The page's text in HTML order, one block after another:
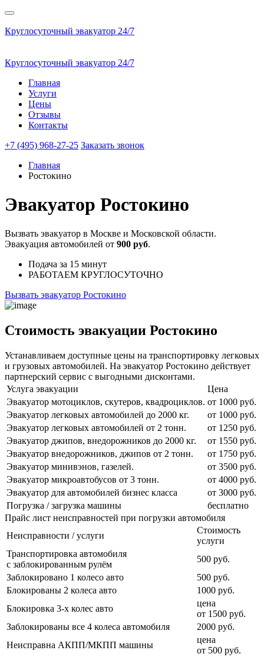
Круглосуточный эвакуатор 24/7
Круглосуточный эвакуатор 24/7
Главная
Услуги
Цены
Отзывы
Контакты
+7 (495) 968-27-25 Заказать звонок
Главная
Ростокино
Эвакуатор Ростокино
Вызвать эвакуатор в Москве и Московской области.
Эвакуация автомобилей от 900 руб.
Подача за 15 минут
РАБОТАЕМ КРУГЛОСУТОЧНО
Вызвать эвакуатор Ростокино
Стоимость эвакуации Ростокино
Устанавливаем доступные цены на транспортировку легковых
и грузовых автомобилей. На эвакуатор Ростокино действует
партнерский сервис с выгодными дисконтами.
Услуга эвакуации
Цена
Эвакуатор мотоциклов, скутеров, квадроциклов. от 1000 руб.
Эвакуатор легковых автомобилей до 2000 кг.
от 1000 руб.
Эвакуатор легковых автомобилей от 2 тонн.
от 1250 руб.
Эвакуатор джипов, внедорожников до 2000 кг.
от 1550 руб.
Эвакуатор внедорожников, джипов от 2 тонн.
от 1750 руб.
Эвакуатор минивэнов, газелей.
от 3500 руб.
Эвакуатор микроавтобусов от 3 тонн.
от 4000 руб.
Эвакуатор для автомобилей бизнес класса
от 3000 руб.
Погрузка / загрузка машины
бесплатно
Прайс лист неисправностей при погрузки автомобиля
Неисправности / услуги
Стоимость
услуги
Транспортировка автомобиля
с заблокированным рулём
500 руб.
Заблокировано 1 колесо авто
500 руб.
Блокированы 2 колеса авто
1000 руб.
Блокировка 3-х колес авто
цена
от 1500 руб.
Заблокированы все 4 колеса автомобиля
2000 руб.
Неисправна АКПП/МКПП машины
цена
от 500 руб.